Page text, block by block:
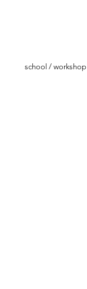
school / workshop